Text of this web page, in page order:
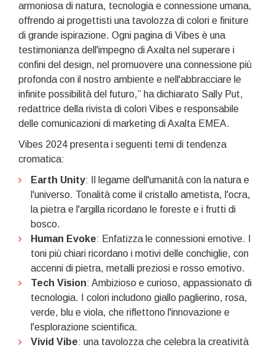
armoniosa di natura, tecnologia e connessione umana,
offrendo ai progettisti una tavolozza di colori e finiture
di grande ispirazione. Ogni pagina di Vibes è una
testimonianza dell'impegno di Axalta nel superare i
confini del design, nel promuovere una connessione più
profonda con il nostro ambiente e nell'abbracciare le
infinite possibilità del futuro,” ha dichiarato Sally Put,
redattrice della rivista di colori Vibes e responsabile
delle comunicazioni di marketing di Axalta EMEA.
Vibes 2024 presenta i seguenti temi di tendenza
cromatica:
Earth Unity: Il legame dell'umanità con la natura e
l'universo. Tonalità come il cristallo ametista, l'ocra,
la pietra e l'argilla ricordano le foreste e i frutti di
bosco.
Human Evoke: Enfatizza le connessioni emotive. I
toni più chiari ricordano i motivi delle conchiglie, con
accenni di pietra, metalli preziosi e rosso emotivo.
Tech Vision: Ambizioso e curioso, appassionato di
tecnologia. I colori includono giallo paglierino, rosa,
verde, blu e viola, che riflettono l'innovazione e
l'esplorazione scientifica.
Vivid Vibe: una tavolozza che celebra la creatività